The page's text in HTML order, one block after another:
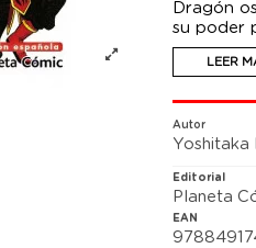
Dragón
su poder
LEER
Autor
Yoshitaka
Editorial
Planeta
EAN